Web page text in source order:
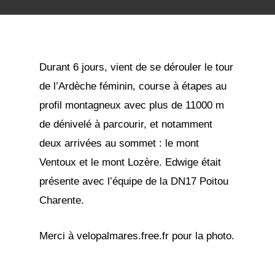
Durant 6 jours, vient de se dérouler le tour
de l’Ardèche féminin, course à étapes au
profil montagneux avec plus de 11000 m
de dénivelé à parcourir, et notamment
deux arrivées au sommet : le mont
Ventoux et le mont Lozère. Edwige était
présente avec l’équipe de la DN17 Poitou
Charente.
Merci à velopalmares.free.fr pour la photo.